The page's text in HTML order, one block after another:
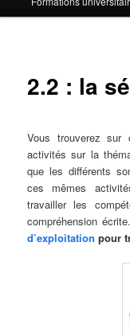
2.2 : la
Vous trouverez sur
activités sur la
que les différents
ces mêmes
travailler les
compréhension écrite.
d’exploitation pour